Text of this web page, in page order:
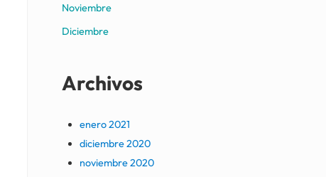
Noviembre
Diciembre
Archivos
enero 2021
diciembre 2020
noviembre 2020